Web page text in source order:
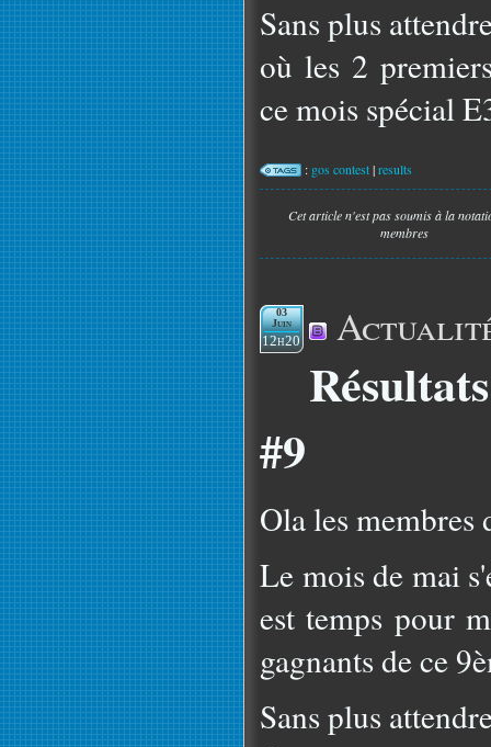
Sans plus
où les 2
ce mois spécial
: gos contest|results
Cet article n'est pas soumis à la
membres
03
Juin
12h20
#9
Ola les membres
Le mois de mai
est temps pour
gagnants de ce
Sans plus